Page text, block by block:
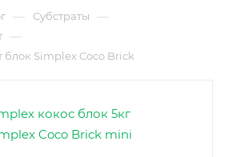
— Субстраты —
—
блок Simplex Coco Brick